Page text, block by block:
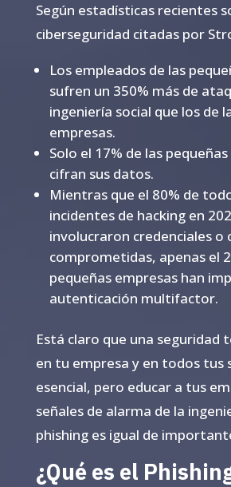
Según estadísticas recientes
ciberseguridad citadas por
Los empleados de las
sufren un 350% más de
ingeniería social que los de
empresas.
Solo el 17% de las
cifran sus datos.
Mientras que el 80% de
incidentes de hacking en
involucraron credenciales o
comprometidas, apenas el
pequeñas empresas han
autenticación multifactor.
Está claro que una seguridad
en tu empresa y en todos tus
esencial, pero educar a tus
señales de alarma de la
phishing es igual de
¿Qué es el